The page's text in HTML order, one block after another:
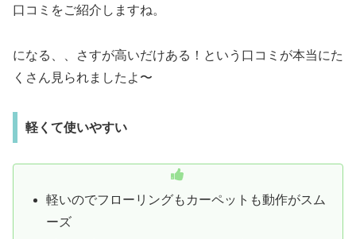
口コミをご紹介しますね。
になる、、さすが高いだけある！という口コミが本当にた
くさん見られましたよ〜
軽くて使いやすい
軽いのでフローリングもカーペットも動作がスム
ーズ